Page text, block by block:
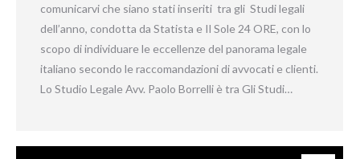
comunicarvi che siano stati inseriti tra gli Studi legali
dell’anno, condotta da Statista e Il Sole 24 ORE, con lo
scopo di individuare le eccellenze del panorama legale
italiano secondo le raccomandazioni di avvocati e clienti.
Lo Studio Legale Avv. Paolo Borrelli è tra Gli Studi…